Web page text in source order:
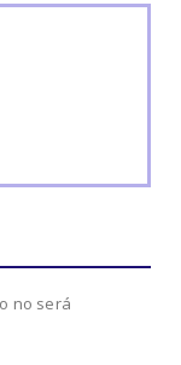
no será